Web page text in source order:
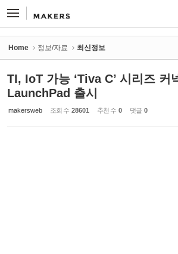
Home 정보/자료 최신정보
TI, IoT 가능 ‘Tiva C’ 시리즈 커
LaunchPad 출시
makersweb 조회 수 28601 추천 수 0 댓글 0